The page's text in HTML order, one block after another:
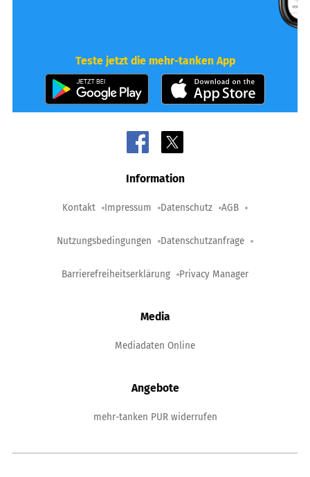
Teste jetzt die mehr-tanken App
Information
Kontakt Impressum Datenschutz AGB
Nutzungsbedingungen Datenschutzanfrage
Barrierefreiheitserklärung Privacy Manager
Media
Mediadaten Online
Angebote
mehr-tanken PUR widerrufen